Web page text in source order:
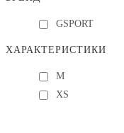
GSPORT
ХАРАКТЕРИСТИКИ
M
XS